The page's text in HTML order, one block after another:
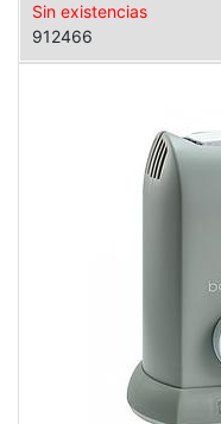
Sin existencias
912466